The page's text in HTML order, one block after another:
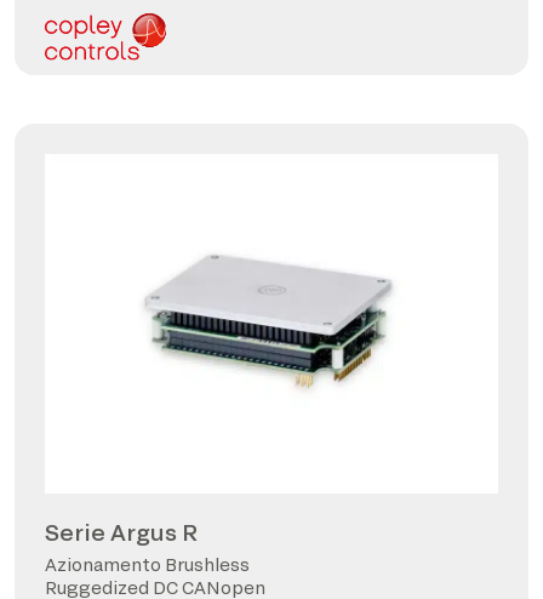
Serie Argus R
Azionamento Brushless
Ruggedized DC CANopen